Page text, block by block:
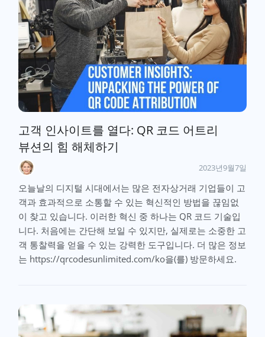
고객 인사이트를 열다: QR 코드 어트리
뷰션의 힘 해체하기
2023년9월7일
오늘날의 디지털 시대에서는 많은 전자상거래 기업들이 고
객과 효과적으로 소통할 수 있는 혁신적인 방법을 끊임없
이 찾고 있습니다. 이러한 혁신 중 하나는 QR 코드 기술입
니다. 처음에는 간단해 보일 수 있지만, 실제로는 소중한 고
객 통찰력을 얻을 수 있는 강력한 도구입니다. 더 많은 정보
는 https://qrcodesunlimited.com/ko을(를) 방문하세요.